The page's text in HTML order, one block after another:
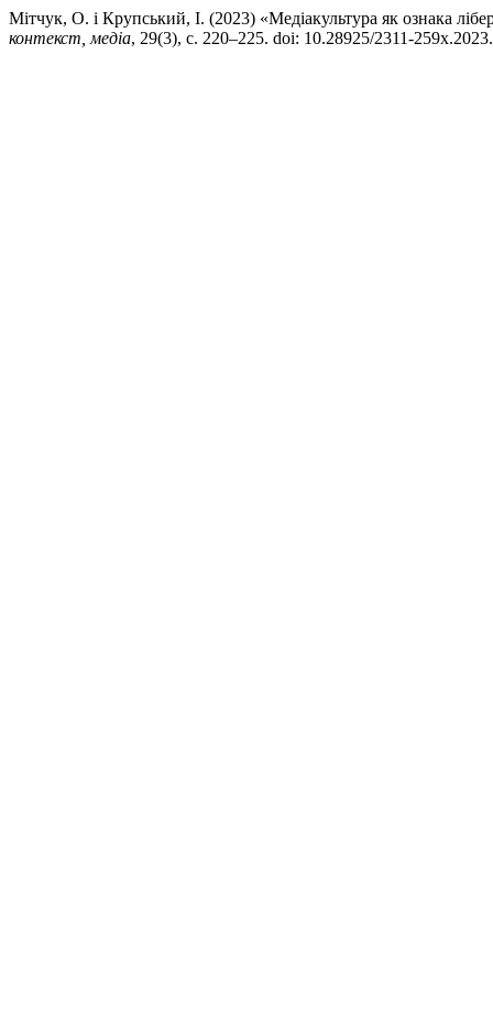
Мітчук, О. і Крупський, І. (2023) «Медіакультура як ознака
контекст, медіа, 29(3), с. 220–225. doi: 10.28925/2311-